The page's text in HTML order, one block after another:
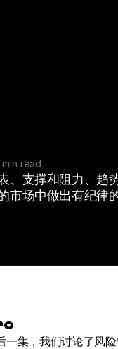
min read
、支撑和阻力、
场中做出有纪律的
一集，我们讨论了风